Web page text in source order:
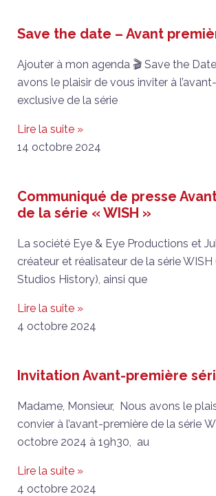
Save the date – Avant
Ajouter à mon agenda 🎬 Save the
avons le plaisir de vous inviter à
exclusive de la série
Lire la suite »
14 octobre 2024
Communiqué de presse
de la série « WISH »
La société Eye & Eye Productions et
créateur et réalisateur de la série WISH
Studios History), ainsi que
Lire la suite »
4 octobre 2024
Invitation Avant-première
Madame, Monsieur, Nous avons le
convier à l’avant-première de la série
octobre 2024 à 19h30, au
Lire la suite »
4 octobre 2024